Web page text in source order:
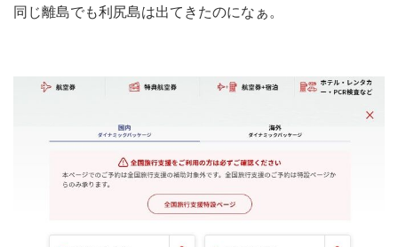
同じ離島でも利尻島は出てきたのになぁ。